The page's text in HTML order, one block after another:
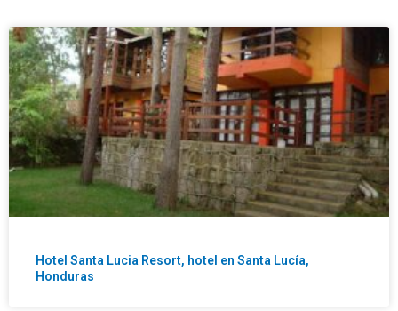
Hotel Santa Lucia Resort, hotel en Santa Lucía,
Honduras